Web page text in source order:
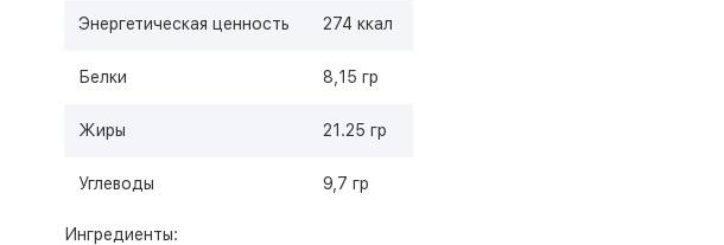
Энергетическая ценность 274 ккал
Белки 8,15 гр
Жиры 21.25 гр
Углеводы 9,7 гр
Ингредиенты: